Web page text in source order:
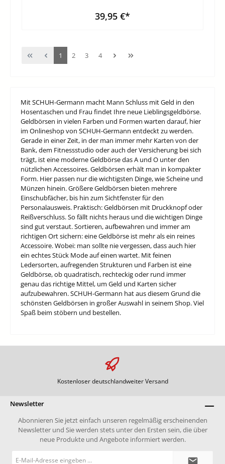
39,95 €*
1 2 3 4
Mit SCHUH-Germann macht Mann Schluss mit Geld in den
Hosentaschen und Frau findet Ihre neue Lieblingsgeldbörse.
Geldbörsen in vielen Farben und Formen warten darauf, hier
im Onlineshop von SCHUH-Germann entdeckt zu werden.
Gerade in einer Zeit, in der man immer mehr Karten von der
Bank, dem Fitnessstudio oder auch der Versicherung bei sich
trägt, ist eine moderne Geldbörse das A und O unter den
nützlichen Accessoires. Geldbörsen erhält man in kompakter
Form. Hier passen nur die wichtigsten Dinge, wie Scheine und
Münzen hinein. Größere Geldbörsen bieten mehrere
Einschubfächer, bis hin zum Sichtfenster für den
Personalausweis. Praktisch: Geldbörsen mit Druckknopf oder
Reißverschluss. So fällt nichts heraus und die wichtigen Dinge
sind gut verstaut. Sortieren, aufbewahren und immer am
richtigen Ort sichern: eine Geldbörse ist mehr als ein reines
Accessoire. Wobei: man sollte nie vergessen, dass auch hier
ein echtes Stück Mode auf einen wartet. Mit feinen
Ledersorten, aufregenden Strukturen und Farben ist eine
Geldbörse, ob quadratisch, rechteckig oder rund immer
genau das richtige Mittel, um Geld und Karten sicher
aufzubewahren. SCHUH-Germann hat aus diesem Grund die
schönsten Geldbörsen in großer Auswahl in seinem Shop. Viel
Spaß beim stöbern und bestellen.
Kostenloser deutschlandweiter Versand
Newsletter
Abonnieren Sie jetzt einfach unseren regelmäßig erscheinenden
Newsletter und Sie werden stets unter den Ersten sein, die über
neue Produkte und Angebote informiert werden.